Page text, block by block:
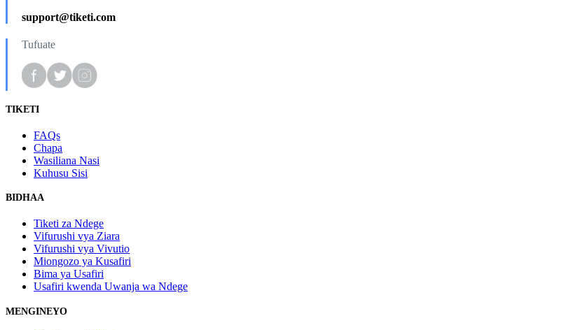
support@tiketi.com
Tufuate
TIKETI
FAQs
Chapa
Wasiliana Nasi
Kuhusu Sisi
BIDHAA
Tiketi za Ndege
Vifurushi vya Ziara
Vifurushi vya Vivutio
Miongozo ya Kusafiri
Bima ya Usafiri
Usafiri kwenda Uwanja wa Ndege
MENGINEYO